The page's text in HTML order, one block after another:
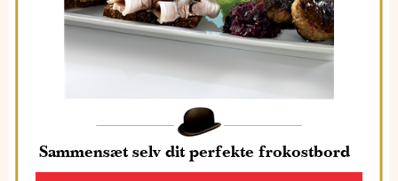
Sammensæt selv dit perfekte frokostbord